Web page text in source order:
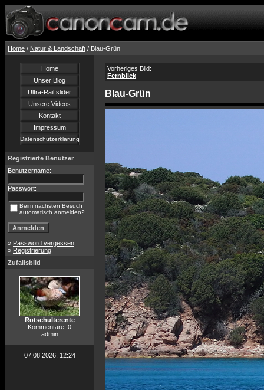
Home / Natur & Landschaft / Blau-Grün
Home
Unser Blog
Ultra-Rail slider
Unsere Videos
Kontakt
Impressum
Datenschutzerklärung
Registrierte Benutzer
Benutzername:
Passwort:
Beim nächsten Besuch
automatisch anmelden?
» Password vergessen
» Registrierung
Zufallsbild
Rotschulterente
Kommentare: 0
admin
07.08.2026, 12:24
Vorheriges Bild:
Fernblick
Blau-Grün